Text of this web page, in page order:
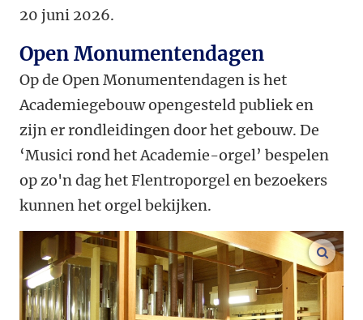
20 juni 2026.
Open Monumentendagen
Op de Open Monumentendagen is het
Academiegebouw opengesteld publiek en
zijn er rondleidingen door het gebouw. De
‘Musici rond het Academie-orgel’ bespelen
op zo'n dag het Flentroporgel en bezoekers
kunnen het orgel bekijken.